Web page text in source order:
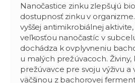
Nanočastice zinku zlepšujú
dostupnosť zinku v
vyššej antimikrobiálnej aktivite,
veľkosťou nanočastíc v
dochádza k ovplyvneniu
u malých prežúvacoch.
prežúvavce pre svoju výživu a
väčšinou z bachorovej